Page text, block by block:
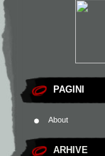
PAGINI
About
ARHIVE